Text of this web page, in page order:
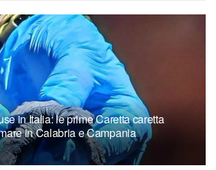
in Italia: le prime Caretta caretta
in Calabria e Campania